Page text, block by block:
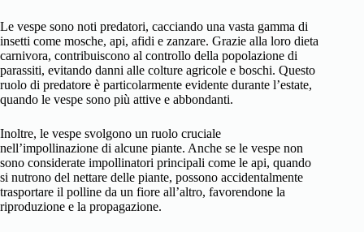
Le vespe sono noti predatori, cacciando una vasta gamma di
insetti come mosche, api, afidi e zanzare. Grazie alla loro dieta
carnivora, contribuiscono al controllo della popolazione di
parassiti, evitando danni alle colture agricole e boschi. Questo
ruolo di predatore è particolarmente evidente durante l’estate,
quando le vespe sono più attive e abbondanti.
Inoltre, le vespe svolgono un ruolo cruciale
nell’impollinazione di alcune piante. Anche se le vespe non
sono considerate impollinatori principali come le api, quando
si nutrono del nettare delle piante, possono accidentalmente
trasportare il polline da un fiore all’altro, favorendone la
riproduzione e la propagazione.